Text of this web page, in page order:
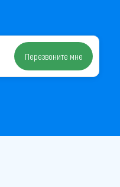
Перезвоните мне